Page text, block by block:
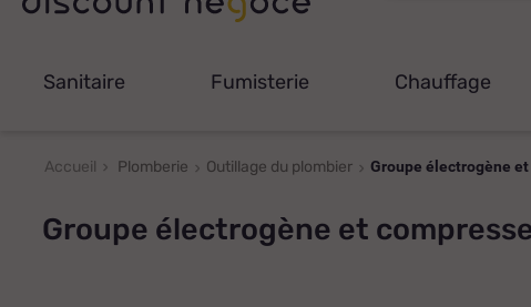
Sanitaire Fumisterie Chauffage
Accueil Plomberie Outillage du plombier Groupe électrogène
Groupe électrogène et